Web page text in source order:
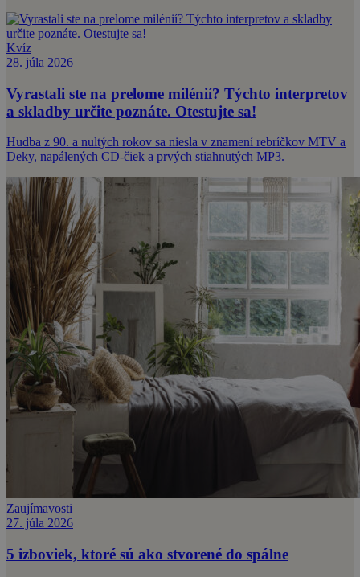
Kvíz
28. júla 2026
Vyrastali ste na prelome milénií? Týchto interpretov
a skladby určite poznáte. Otestujte sa!
Hudba z 90. a nultých rokov sa niesla v znamení rebríčkov MTV a
Deky, napálených CD-čiek a prvých stiahnutých MP3.
Zaujímavosti
27. júla 2026
5 izboviek, ktoré sú ako stvorené do spálne